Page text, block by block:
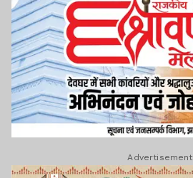
Advertisement